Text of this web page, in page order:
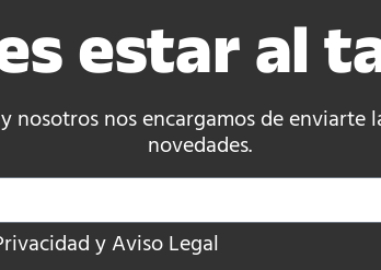
estar al
nosotros nos encargamos de enviarte
novedades.
y Aviso Legal